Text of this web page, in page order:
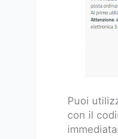
Puoi
con il